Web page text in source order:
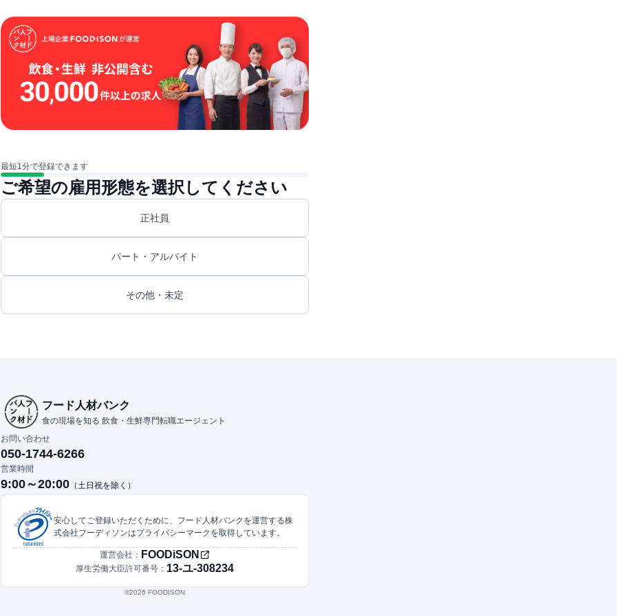
最短1分で登録できます
ご希望の雇用形態を選択してください
正社員
パート・アルバイト
その他・未定
フード人材バンク
食の現場を知る 飲食・生鮮専門転職エージェント
お問い合わせ
050-1744-6266
営業時間
9:00～20:00 （土日祝を除く）
安心してご登録いただくために、フード人材バンクを運営する株
式会社フーディソンはプライバシーマークを取得しています。
運営会社： FOODiSON
厚生労働大臣許可番号： 13-ユ-308234
©︎2026 FOODISON